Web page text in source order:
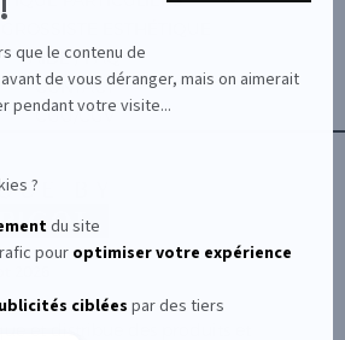
que le contenu de
de vous déranger, mais on aimerait
pendant votre visite...
?
du site
pour optimiservotre expérience
ciblées par des tiers
AIDE / FAQ
CONTACT
CGU/CGV
2026